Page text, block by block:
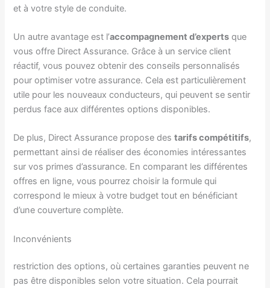
et à votre style de conduite.
Un autre avantage est l’accompagnement d’experts que
vous offre Direct Assurance. Grâce à un service client
réactif, vous pouvez obtenir des conseils personnalisés
pour optimiser votre assurance. Cela est particulièrement
utile pour les nouveaux conducteurs, qui peuvent se sentir
perdus face aux différentes options disponibles.
De plus, Direct Assurance propose destarifs compétitifs,
permettant ainsi de réaliser des économies intéressantes
sur vos primes d’assurance. En comparant les différentes
offres en ligne, vous pourrez choisir la formule qui
correspond le mieux à votre budget tout en bénéficiant
d’une couverture complète.
Inconvénients
restriction des options, où certaines garanties peuvent ne
pas être disponibles selon votre situation. Cela pourrait